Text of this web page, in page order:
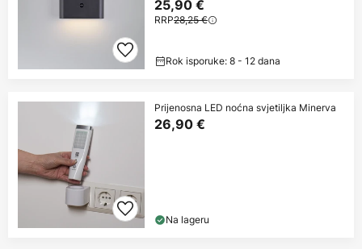
25,90 €
RRP28,25 €
Rok isporuke: 8 - 12 dana
Prijenosna LED noćna svjetiljka Minerva
26,90 €
Na lageru